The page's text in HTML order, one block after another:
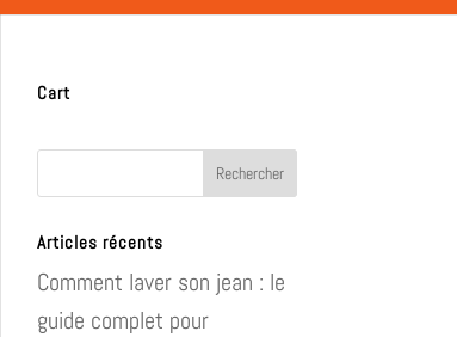
Cart
Articles récents
Comment laver son jean : le
guide complet pour